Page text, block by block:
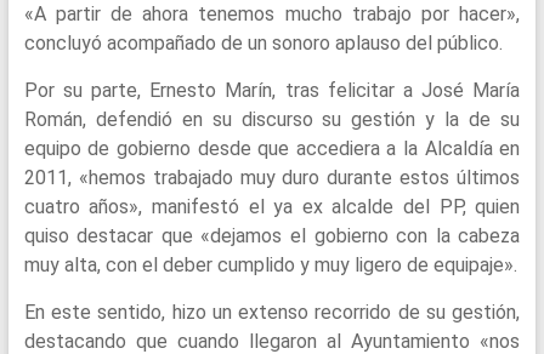
«A partir de ahora tenemos mucho trabajo por hacer»,
concluyó acompañado de un sonoro aplauso del público.
Por su parte, Ernesto Marín, tras felicitar a José María
Román, defendió en su discurso su gestión y la de su
equipo de gobierno desde que accediera a la Alcaldía en
2011, «hemos trabajado muy duro durante estos últimos
cuatro años», manifestó el ya ex alcalde del PP, quien
quiso destacar que «dejamos el gobierno con la cabeza
muy alta, con el deber cumplido y muy ligero de equipaje».
En este sentido, hizo un extenso recorrido de su gestión,
destacando que cuando llegaron al Ayuntamiento «nos